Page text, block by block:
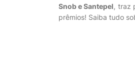
Snob e Santepel, traz
prêmios! Saiba tudo